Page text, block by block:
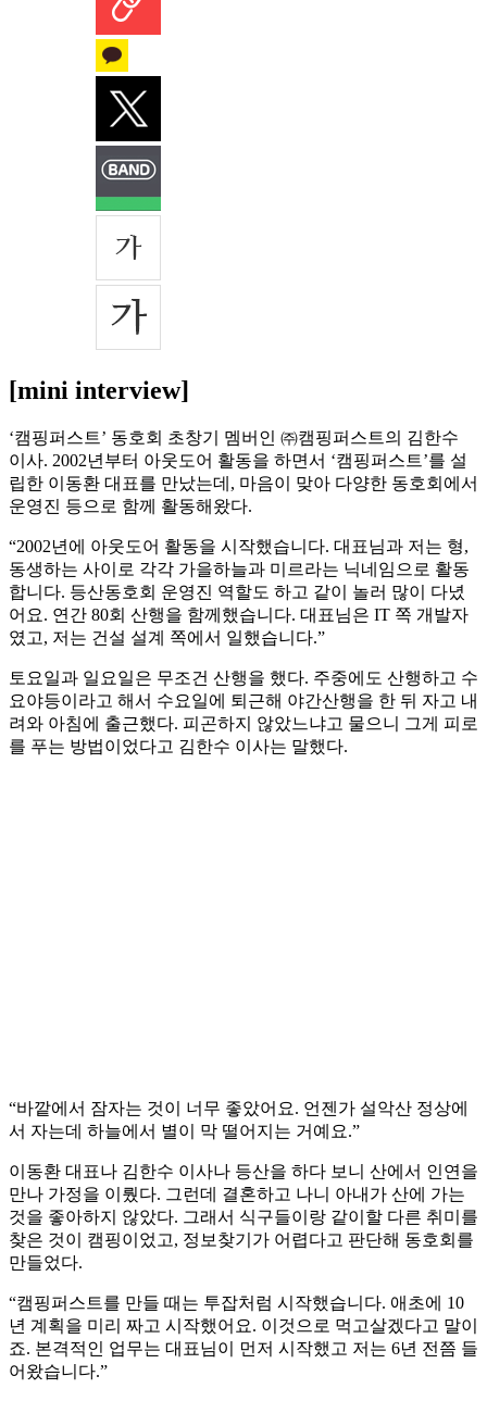
[mini interview]
‘캠핑퍼스트’ 동호회 초창기 멤버인 ㈜캠핑퍼스트의 김한수
이사. 2002년부터 아웃도어 활동을 하면서 ‘캠핑퍼스트’를 설
립한 이동환 대표를 만났는데, 마음이 맞아 다양한 동호회에서
운영진 등으로 함께 활동해왔다.
“2002년에 아웃도어 활동을 시작했습니다. 대표님과 저는 형,
동생하는 사이로 각각 가을하늘과 미르라는 닉네임으로 활동
합니다. 등산동호회 운영진 역할도 하고 같이 놀러 많이 다녔
어요. 연간 80회 산행을 함께했습니다. 대표님은 IT 쪽 개발자
였고, 저는 건설 설계 쪽에서 일했습니다.”
토요일과 일요일은 무조건 산행을 했다. 주중에도 산행하고 수
요야등이라고 해서 수요일에 퇴근해 야간산행을 한 뒤 자고 내
려와 아침에 출근했다. 피곤하지 않았느냐고 물으니 그게 피로
를 푸는 방법이었다고 김한수 이사는 말했다.
“바깥에서 잠자는 것이 너무 좋았어요. 언젠가 설악산 정상에
서 자는데 하늘에서 별이 막 떨어지는 거예요.”
이동환 대표나 김한수 이사나 등산을 하다 보니 산에서 인연을
만나 가정을 이뤘다. 그런데 결혼하고 나니 아내가 산에 가는
것을 좋아하지 않았다. 그래서 식구들이랑 같이할 다른 취미를
찾은 것이 캠핑이었고, 정보찾기가 어렵다고 판단해 동호회를
만들었다.
“캠핑퍼스트를 만들 때는 투잡처럼 시작했습니다. 애초에 10
년 계획을 미리 짜고 시작했어요. 이것으로 먹고살겠다고 말이
죠. 본격적인 업무는 대표님이 먼저 시작했고 저는 6년 전쯤 들
어왔습니다.”